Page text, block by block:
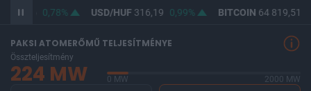
364,56 0,78% USD/HUF316,19 0,99% BITCOIN64 819,51
PAKSI ATOMERŐMŰ TELJESÍTMÉNYE
Összteljesítmény
224 MW 0 MW
2000 MW